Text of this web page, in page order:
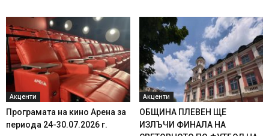
Акценти
Програмата на кино Арена за
периода 24-30.07.2026 г.
Акценти
ОБЩИНА ПЛЕВЕН ЩЕ
ИЗЛЪЧИ ФИНАЛА НА